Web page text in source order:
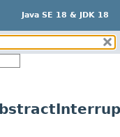
Java SE 18 & JDK 18